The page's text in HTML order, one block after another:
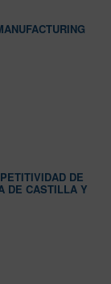
DE
DE CASTILLA Y